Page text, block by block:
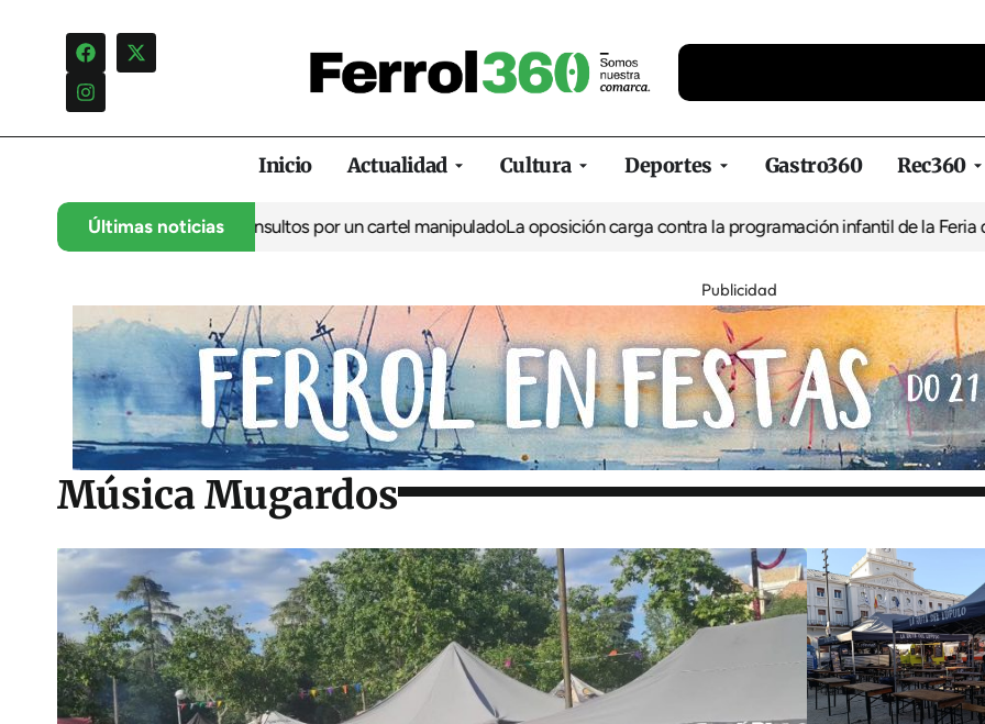
Inicio Actualidad Cultura Deportes Gastro360 Rec360
Últimas noticias
una campaña de insultos por un cartel manipuladoLa oposición carga contra la programación infantil de la Feria de la
Publicidad
Música Mugardos